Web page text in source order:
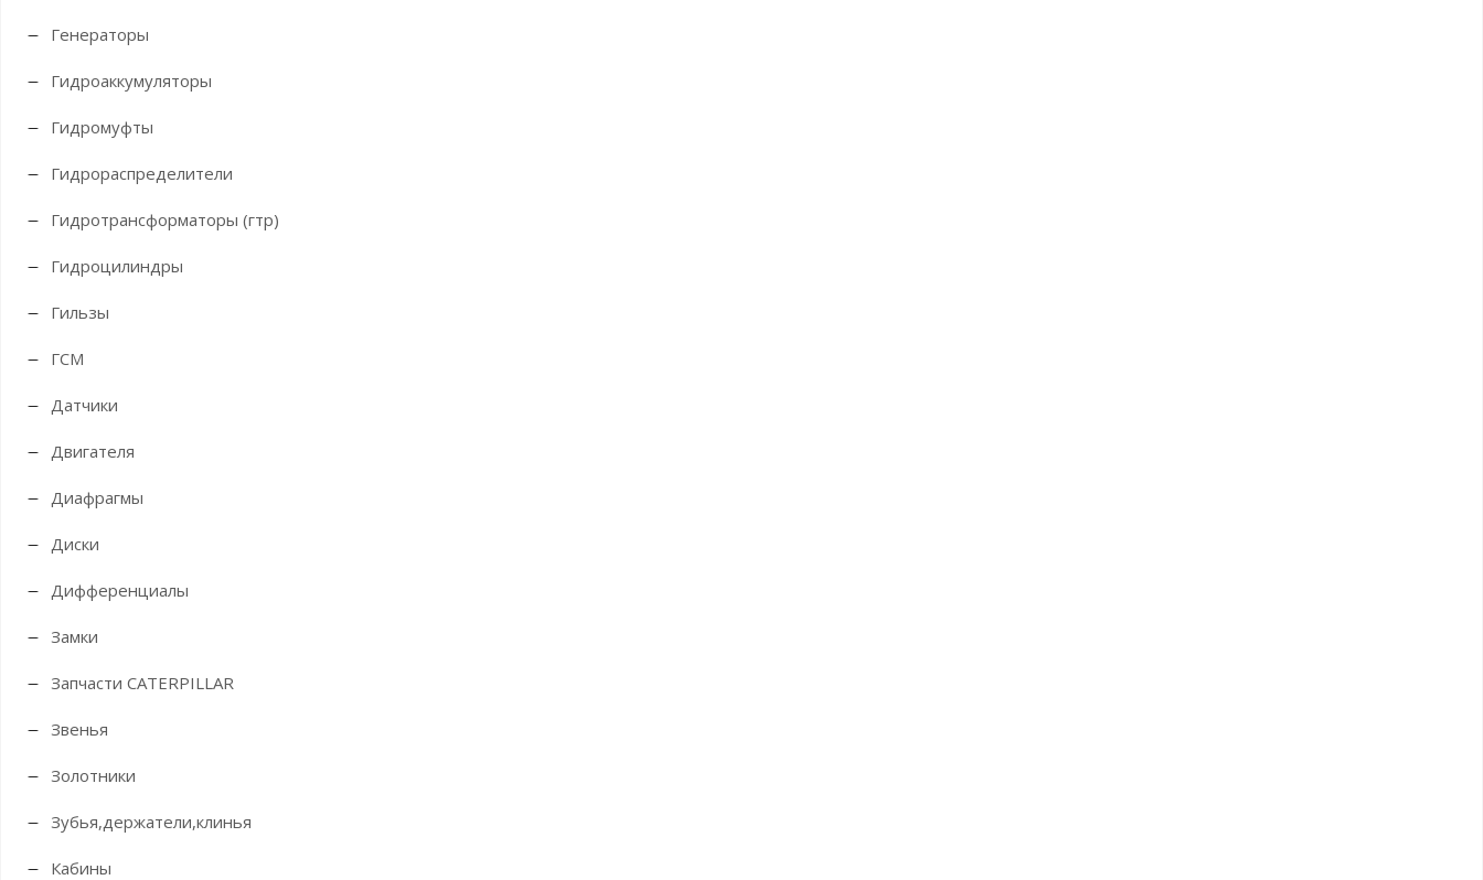
Генераторы
Гидроаккумуляторы
Гидромуфты
Гидрораспределители
Гидротрансформаторы (гтр)
Гидроцилиндры
Гильзы
ГСМ
Датчики
Двигателя
Диафрагмы
Диски
Дифференциалы
Замки
Запчасти CATERPILLAR
Звенья
Золотники
Зубья,держатели,клинья
Кабины